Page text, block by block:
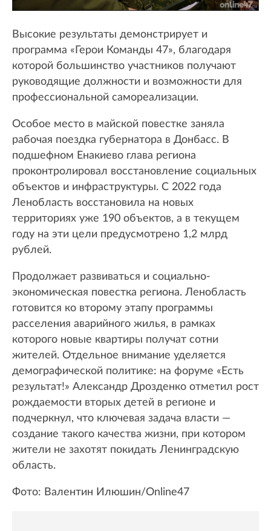
Высокие результаты демонстрирует и
программа «Герои Команды 47», благодаря
которой большинство участников получают
руководящие должности и возможности для
профессиональной самореализации.
Особое место в майской повестке заняла
рабочая поездка губернатора в Донбасс. В
подшефном Енакиево глава региона
проконтролировал восстановление социальных
объектов и инфраструктуры. С 2022 года
Ленобласть восстановила на новых
территориях уже 190 объектов, а в текущем
году на эти цели предусмотрено 1,2 млрд
рублей.
Продолжает развиваться и социально-
экономическая повестка региона. Ленобласть
готовится ко второму этапу программы
расселения аварийного жилья, в рамках
которого новые квартиры получат сотни
жителей. Отдельное внимание уделяется
демографической политике: на форуме «Есть
результат!» Александр Дрозденко отметил рост
рождаемости вторых детей в регионе и
подчеркнул, что ключевая задача власти —
создание такого качества жизни, при котором
жители не захотят покидать Ленинградскую
область.
Фото: Валентин Илюшин/Online47